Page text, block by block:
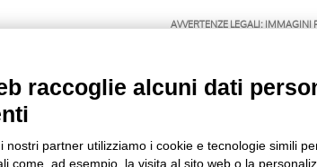
AVVERTENZE LEGALI: IMMAGINI
soggette alle norme sul diritto d’autore, legge 22 aprile 1941
raccoglie alcuni dati
nostri partner utilizziamo i cookie e tecnologie simili
come, ad esempio, la visita al sito web o la